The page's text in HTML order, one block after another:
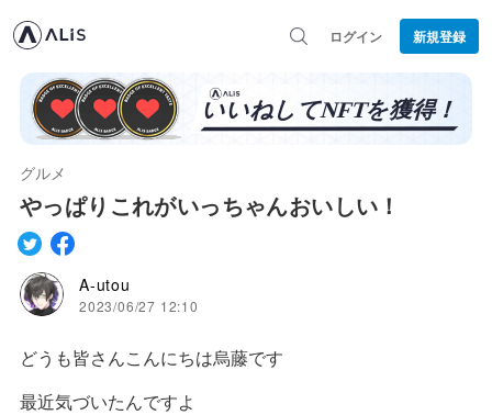
ログイン 新規登録
グルメ
やっぱりこれがいっちゃんおいしい！
A-utou
2023/06/27 12:10
どうも皆さんこんにちは烏藤です
最近気づいたんですよ